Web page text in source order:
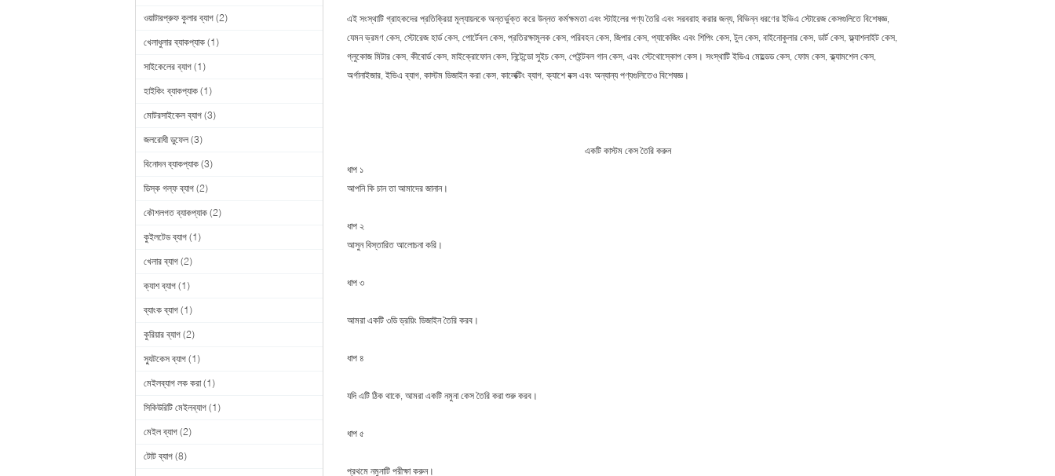
ওয়াটারপ্রুফ কুলার ব্যাগ (2)
খেলাধুলার ব্যাকপ্যাক (1)
সাইকেলের ব্যাগ (1)
হাইকিং ব্যাকপ্যাক (1)
মোটরসাইকেল ব্যাগ (3)
জলরোধী ডুফেল (3)
বিনোদন ব্যাকপ্যাক (3)
ডিস্ক গল্ফ ব্যাগ (2)
কৌশলগত ব্যাকপ্যাক (2)
কুইলটেড ব্যাগ (1)
খেলার ব্যাগ (2)
ক্যাশ ব্যাগ (1)
ব্যাংক ব্যাগ (1)
কুরিয়ার ব্যাগ (2)
স্যুটকেস ব্যাগ (1)
মেইলব্যাগ লক করা (1)
সিকিউরিটি মেইলব্যাগ (1)
মেইল ব্যাগ (2)
টোট ব্যাগ (8)
এই সংস্থাটি গ্রাহকদের প্রতিক্রিয়া মূল্যায়নকে অন্তর্ভুক্ত করে উন্নত কর্মক্ষমতা এবং স্টাইলের পণ্য তৈরি এবং সরবরাহ করার জন্য, বিভিন্ন ধরণের ইভিএ স্টোরেজ কেসগুলিতে বিশেষজ্ঞ,
যেমন ভ্রমণ কেস, স্টোরেজ হার্ড কেস, পোর্টেবল কেস, প্রতিরক্ষামূলক কেস, পরিবহন কেস, জিপার কেস, প্যাকেজিং এবং শিপিং কেস, টুল কেস, বাইনোকুলার কেস, ডার্ট কেস, ফ্ল্যাশলাইট কেস,
গ্লুকোজ মিটার কেস, কীবোর্ড কেস, মাইক্রোফোন কেস, নিন্টেন্ডো সুইচ কেস, পেইন্টবল গান কেস, এবং স্টেথোস্কোপ কেস। সংস্থাটি ইভিএ মোল্ডেড কেস, ফোম কেস, ক্ল্যামশেল কেস,
অর্গানাইজার, ইভিএ ব্যাগ, কাস্টম ডিজাইন করা কেস, কালেক্টিং ব্যাগ, ক্যাশে বক্স এবং অন্যান্য পণ্যগুলিতেও বিশেষজ্ঞ।
একটি কাস্টম কেস তৈরি করুন
ধাপ ১
আপনি কি চান তা আমাদের জানান।
ধাপ ২
আসুন বিস্তারিত আলোচনা করি।
ধাপ ৩
আমরা একটি ৩ডি ড্রয়িং ডিজাইন তৈরি করব।
ধাপ ৪
যদি এটি ঠিক থাকে, আমরা একটি নমুনা কেস তৈরি করা শুরু করব।
ধাপ ৫
প্রথমে নমুনাটি পরীক্ষা করুন।